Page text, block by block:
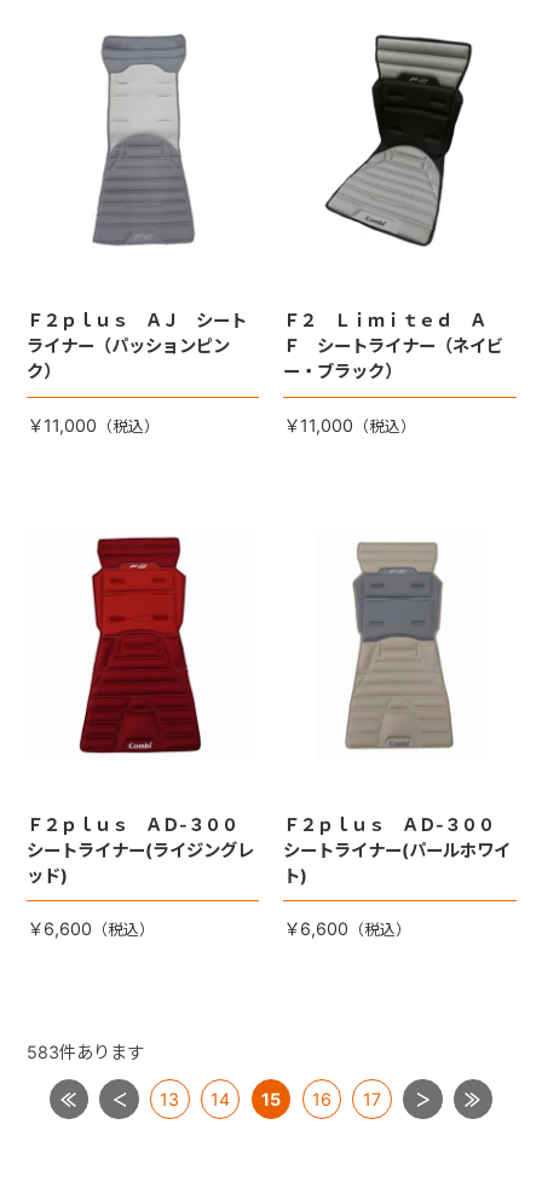
Ｆ２ｐｌｕｓ ＡＪ シート
ライナー（パッションピン
ク）
￥11,000
Ｆ２ Ｌｉｍｉｔｅｄ Ａ
Ｆ シートライナー（ネイビ
ー・ブラック）
￥11,000
Ｆ２ｐｌｕｓ ＡＤ-３００
シートライナー(ライジングレ
ッド)
￥6,600
Ｆ２ｐｌｕｓ ＡＤ-３００
シートライナー(パールホワイ
ト)
￥6,600
583件あります
13 14 15 16 17